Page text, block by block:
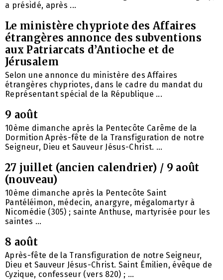
a présidé, après ...
Le ministère chypriote des Affaires
étrangères annonce des subventions
aux Patriarcats d’Antioche et de
Jérusalem
Selon une annonce du ministère des Affaires
étrangères chypriotes, dans le cadre du mandat du
Représentant spécial de la République ...
9 août
10ème dimanche après la Pentecôte Carême de la
Dormition Après-fête de la Transfiguration de notre
Seigneur, Dieu et Sauveur Jésus-Christ. ...
27 juillet (ancien calendrier) / 9 août
(nouveau)
10ème dimanche après la Pentecôte Saint
Pantéléimon, médecin, anargyre, mégalomartyr à
Nicomédie (305) ; sainte Anthuse, martyrisée pour les
saintes ...
8 août
Après-fête de la Transfiguration de notre Seigneur,
Dieu et Sauveur Jésus-Christ. Saint Émilien, évêque de
Cyzique, confesseur (vers 820) ; ...